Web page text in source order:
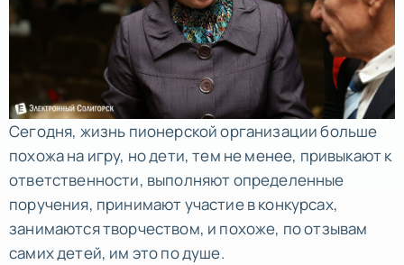
Сегодня, жизнь пионерской организации больше
похожа на игру, но дети, тем не менее, привыкают к
ответственности, выполняют определенные
поручения, принимают участие в конкурсах,
занимаются творчеством, и похоже, по отзывам
самих детей, им это по душе.